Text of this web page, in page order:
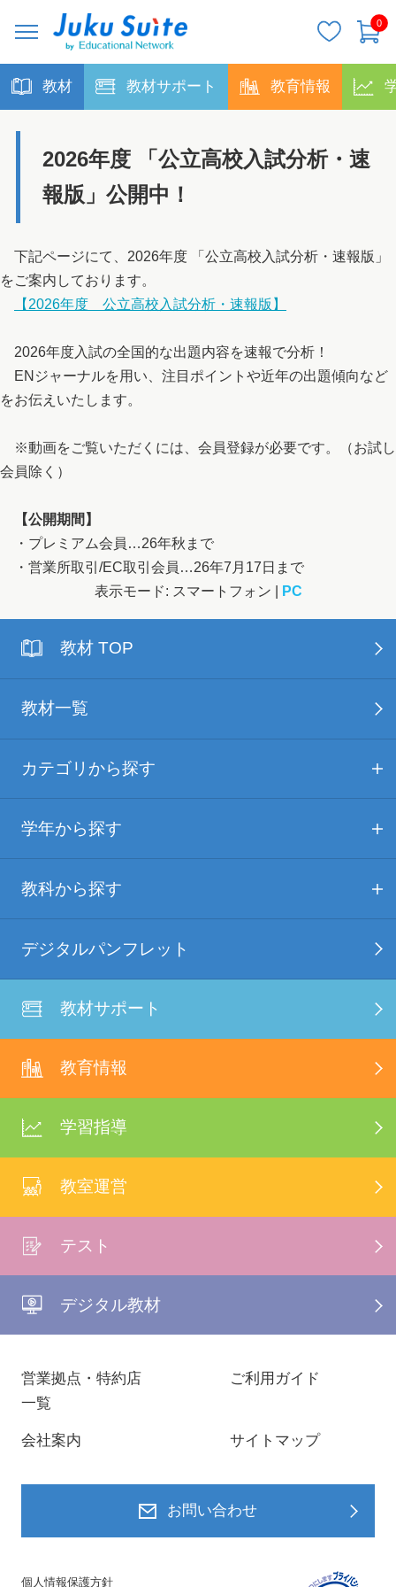
0
教材 教材サポート 教育情報
2026年度 「公立高校入試分析・速
報版」公開中！
下記ページにて、2026年度 「公立高校入試分析・速報版」
をご案内しております。
【2026年度 公立高校入試分析・速報版】
2026年度入試の全国的な出題内容を速報で分析！
ENジャーナルを用い、注目ポイントや近年の出題傾向など
をお伝えいたします。
※動画をご覧いただくには、会員登録が必要です。（お試し
会員除く）
【公開期間】
・プレミアム会員…26年秋まで
・営業所取引/EC取引会員…26年7月17日まで
表示モード: スマートフォン |
PC
教材 TOP
教材一覧
カテゴリから探す
学年から探す
教科から探す
デジタルパンフレット
教材サポート
教育情報
学習指導
教室運営
テスト
デジタル教材
営業拠点・特約店
一覧
ご利用ガイド
会社案内 サイトマップ
お問い合わせ
個人情報保護方針